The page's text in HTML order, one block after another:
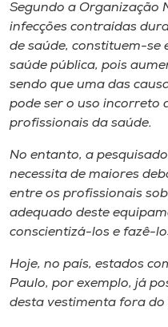
Segundo a Organização
infecções contraídas
de saúde, constituem-se
saúde pública, pois
sendo que uma das
pode ser o uso incorreto
profissionais da saúde.
No entanto, a
necessita de maiores
entre os profissionais
adequado deste
conscientizá-los e fazê-
Hoje, no país, estados
Paulo, por exemplo, já
desta vestimenta fora